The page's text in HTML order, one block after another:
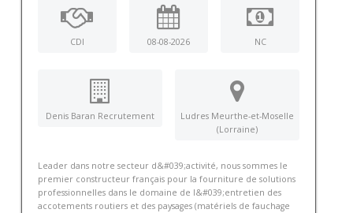
CDI 08-08-2026 NC
Denis Baran Recrutement
Ludres Meurthe-et-Moselle
(Lorraine)
Leader dans notre secteur d&#039;activité, nous sommes le
premier constructeur français pour la fourniture de solutions
professionnelles dans le domaine de l&#039;entretien des
accotements routiers et des paysages (matériels de fauchage